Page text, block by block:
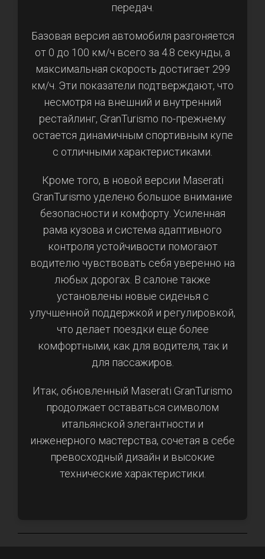
передач.
Базовая версия автомобиля разгоняется
от 0 до 100 км/ч всего за 4.8 секунды, а
максимальная скорость достигает 299
км/ч. Эти показатели подтверждают, что
несмотря на внешний и внутренний
рестайлинг, GranTurismo по-прежнему
остается динамичным спортивным купе
с отличными характеристиками.
Кроме того, в новой версии Maserati
GranTurismo уделено большое внимание
безопасности и комфорту. Усиленная
рама кузова и система адаптивного
контроля устойчивости помогают
водителю чувствовать себя уверенно на
любых дорогах. В салоне также
установлены новые сиденья с
улучшенной поддержкой и регулировкой,
что делает поездки еще более
комфортными, как для водителя, так и
для пассажиров.
Итак, обновленный Maserati GranTurismo
продолжает оставаться символом
итальянской элегантности и
инженерного мастерства, сочетая в себе
превосходный дизайн и высокие
технические характеристики.